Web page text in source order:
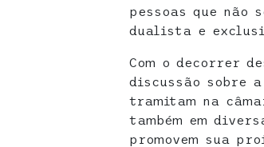
pessoas que não
dualista e
Com o decorrer
discussão sobre
tramitam na
também em
promovem sua